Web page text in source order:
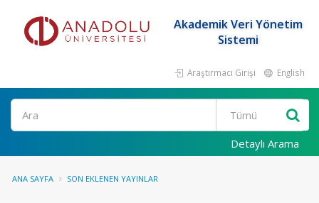
Akademik Veri Yönetim
Sistemi
Araştırmacı Girişi English
Ara
Detaylı Arama
ANA SAYFA SON EKLENEN YAYINLAR